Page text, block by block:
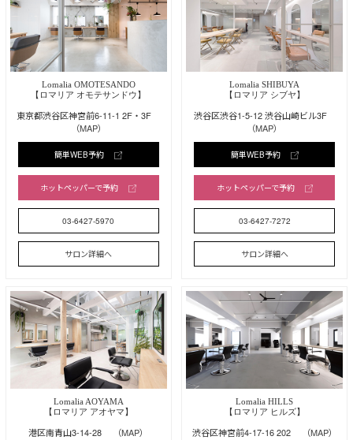
Lomalia OMOTESANDO
【ロマリア オモテサンドウ】
東京都渋谷区神宮前6-11-1 2F・3F
（MAP）
簡単WEB予約
ホットペッパーで予約
03-6427-5970
サロン詳細へ
Lomalia SHIBUYA
【ロマリア シブヤ】
渋谷区渋谷1-5-12 渋谷山崎ビル3F
（MAP）
簡単WEB予約
ホットペッパーで予約
03-6427-7272
サロン詳細へ
Lomalia AOYAMA
【ロマリア アオヤマ】
港区南青山3-14-28 （MAP）
Lomalia HILLS
【ロマリア ヒルズ】
渋谷区神宮前4-17-16 202 （MAP）